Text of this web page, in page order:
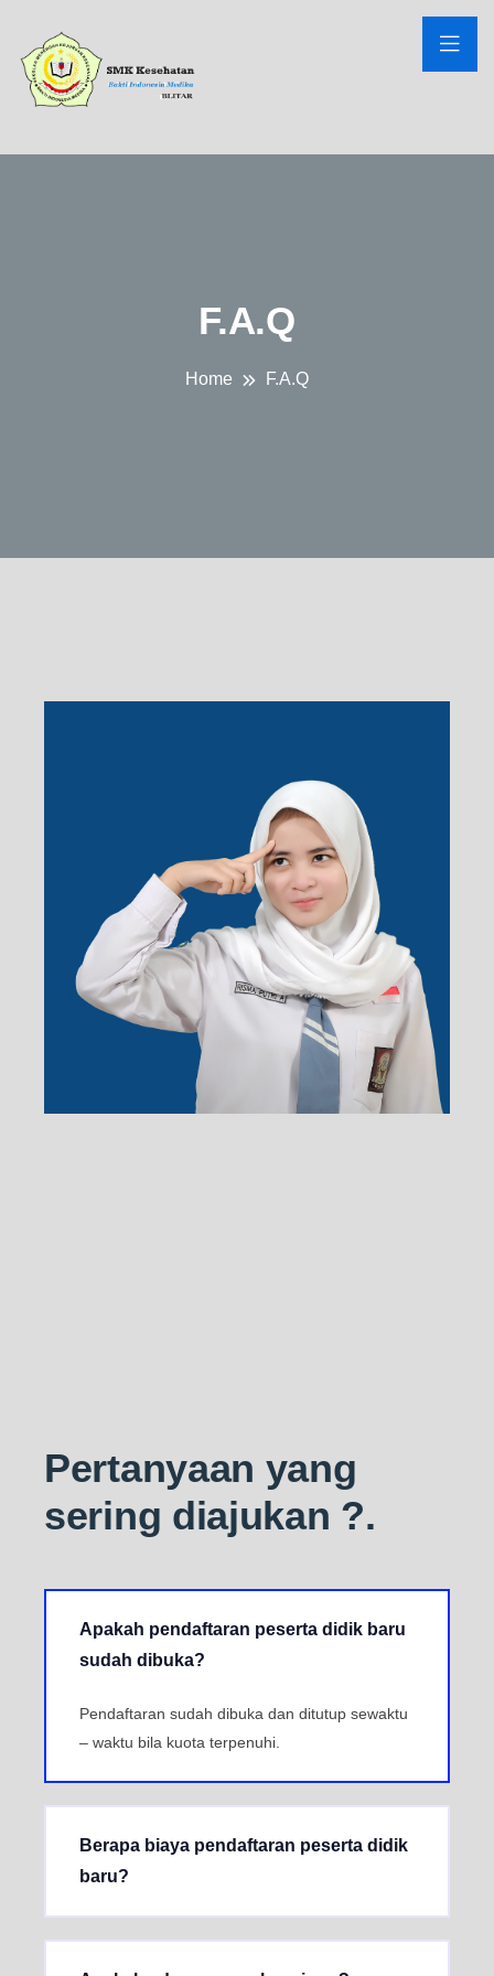
F.A.Q
Home F.A.Q
Pertanyaan yang
sering diajukan ?.
Apakah pendaftaran peserta didik baru
sudah dibuka?
Pendaftaran sudah dibuka dan ditutup sewaktu
– waktu bila kuota terpenuhi.
Berapa biaya pendaftaran peserta didik
baru?